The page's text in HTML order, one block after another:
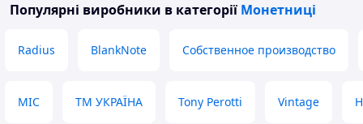
Популярні виробники в категорії Монетниці
Radius BlankNote Собственное производство
MIC ТМ УКРАЇНА Tony Perotti Vintage